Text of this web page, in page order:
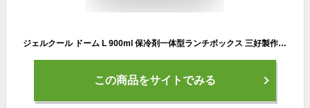
ジェルクール ドーム L 900ml 保冷剤一体型ランチボックス 三好製作所【 GEL-COOL ドーム型 弁当箱 お弁当箱 保冷ランチボックス 1段 保冷剤付き 大容量 男子 メンズ 送料無料 送料込み 】
この商品をサイトでみる